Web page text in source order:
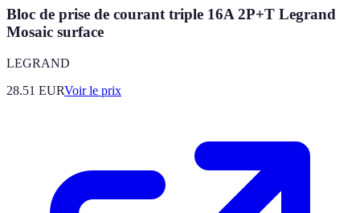
Bloc de prise de courant triple 16A 2P+T Legrand
Mosaic surface
LEGRAND
28.51 EURVoir le prix